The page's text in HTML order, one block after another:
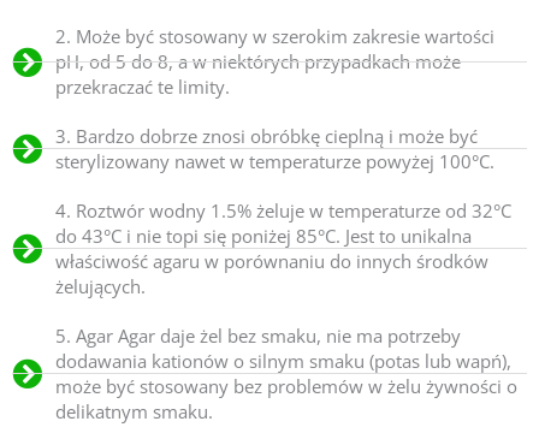
2. Może być stosowany w szerokim zakresie wartości
pH, od 5 do 8, a w niektórych przypadkach może
przekraczać te limity.
3. Bardzo dobrze znosi obróbkę cieplną i może być
sterylizowany nawet w temperaturze powyżej 100°C.
4. Roztwór wodny 1.5% żeluje w temperaturze od 32°C
do 43°C i nie topi się poniżej 85°C. Jest to unikalna
właściwość agaru w porównaniu do innych środków
żelujących.
5. Agar Agar daje żel bez smaku, nie ma potrzeby
dodawania kationów o silnym smaku (potas lub wapń),
może być stosowany bez problemów w żelu żywności o
delikatnym smaku.